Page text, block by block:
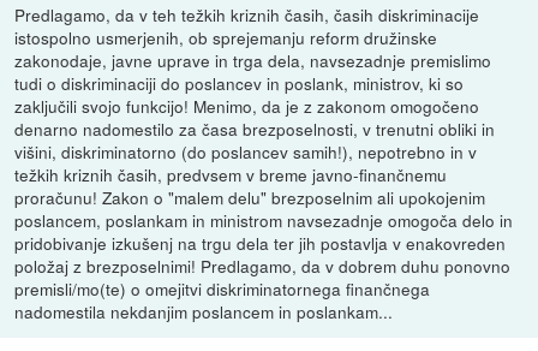
Predlagamo, da v teh težkih kriznih časih, časih diskriminacije
istospolno usmerjenih, ob sprejemanju reform družinske
zakonodaje, javne uprave in trga dela, navsezadnje premislimo
tudi o diskriminaciji do poslancev in poslank, ministrov, ki so
zaključili svojo funkcijo! Menimo, da je z zakonom omogočeno
denarno nadomestilo za časa brezposelnosti, v trenutni obliki in
višini, diskriminatorno (do poslancev samih!), nepotrebno in v
težkih kriznih časih, predvsem v breme javno-finančnemu
proračunu! Zakon o "malem delu" brezposelnim ali upokojenim
poslancem, poslankam in ministrom navsezadnje omogoča delo in
pridobivanje izkušenj na trgu dela ter jih postavlja v enakovreden
položaj z brezposelnimi! Predlagamo, da v dobrem duhu ponovno
premisli/mo(te) o omejitvi diskriminatornega finančnega
nadomestila nekdanjim poslancem in poslankam...